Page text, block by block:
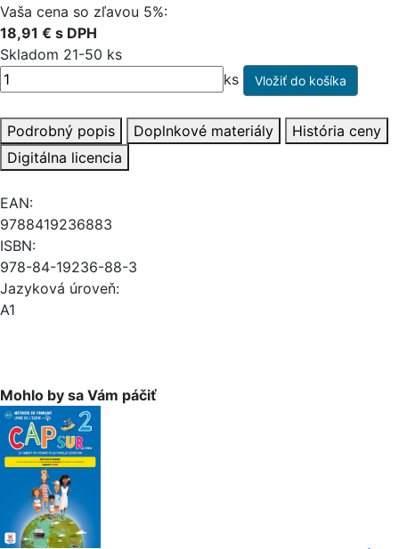
Vaša cena so zľavou 5%:
18,91 € s DPH
Skladom 21-50 ks
ks
Podrobný popis Doplnkové materiály
História ceny
Digitálna licencia
EAN:
9788419236883
ISBN:
978-84-19236-88-3
Jazyková úroveň:
A1
Mohlo by sa Vám páčiť